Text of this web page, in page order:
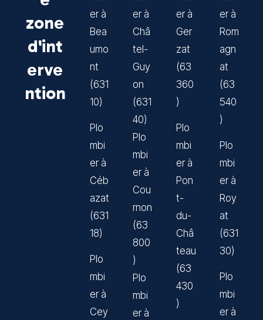
zone
d'int
erve
ntion
er à
Bea
umo
nt
(631
10)
Plo
mbi
er à
Céb
azat
(631
18)
Plo
mbi
er à
Cey
er à
Châ
tel-
Guy
on
(631
40)
Plo
mbi
er à
Cou
rnon
(63
800
)
Plo
mbi
er à
er à
Ger
zat
(63
360
)
Plo
mbi
er à
Pon
t-
du-
Châ
teau
(63
430
)
er à
Rom
agn
at
(63
540
)
Plo
mbi
er à
Roy
at
(631
30)
Plo
mbi
er à